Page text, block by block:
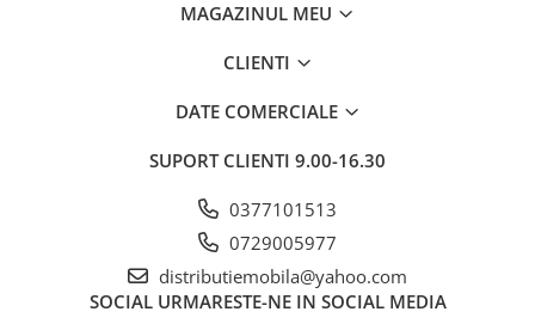
MAGAZINUL MEU
CLIENTI
DATE COMERCIALE
SUPORT CLIENTI 9.00-16.30
0377101513
0729005977
distributiemobila@yahoo.com
SOCIAL URMARESTE-NE IN SOCIAL MEDIA